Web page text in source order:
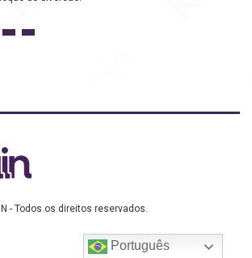
- Todos os direitos reservados.
Português